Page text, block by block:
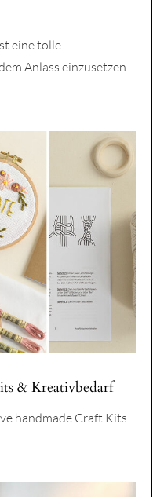
eine tolle
Anlass einzusetzen
& Kreativbedarf
handmade Craft Kits